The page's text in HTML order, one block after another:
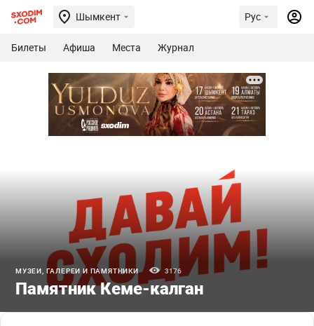
Шымкент Рус
Билеты Афиша Места Журнал
МУЗЕИ, ГАЛЕРЕИ И ПАМЯТНИКИ 3176
Памятник Кеме-калган